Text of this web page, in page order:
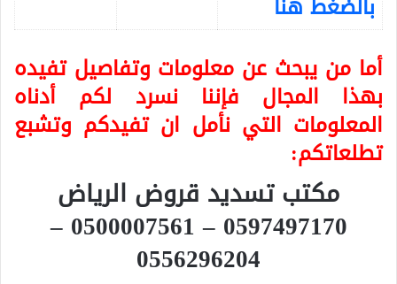
بالضغط هنا
أما من يبحث عن معلومات وتفاصيل تفيده
بهذا المجال فإننا نسرد لكم أدناه
المعلومات التي نأمل ان تفيدكم وتشبع
تطلعاتكم:
مكتب تسديد قروض الرياض
0597497170 – 0500007561 –
0556296204